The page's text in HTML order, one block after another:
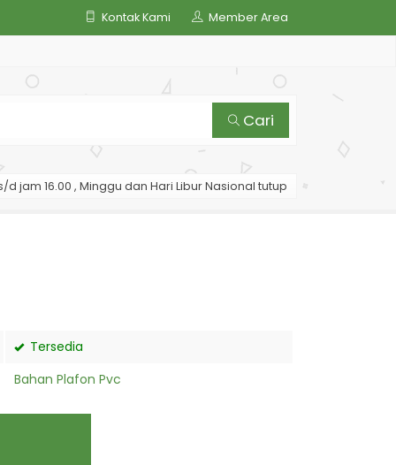
Kontak Kami Member Area
Cari
d jam 16.00 , Minggu dan Hari Libur Nasional tutup
Tersedia
Bahan Plafon Pvc